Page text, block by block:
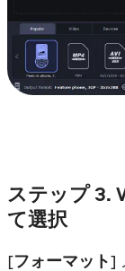
ステップ 3.
て選択
[フォーマット]